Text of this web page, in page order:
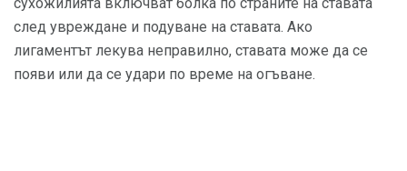
след увреждане и подуване на ставата. Ако
лигаментът лекува неправилно, ставата може да се
появи или да се удари по време на огъване.